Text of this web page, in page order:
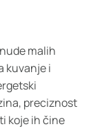
malih
kuvanje i
preciznost
koje ih čine